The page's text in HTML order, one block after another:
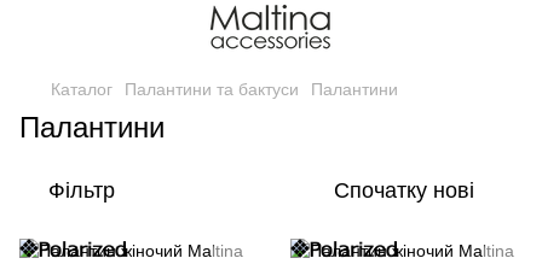
Каталог Палантини та бактуси Палантини
Палантини
Фільтр Спочатку нові